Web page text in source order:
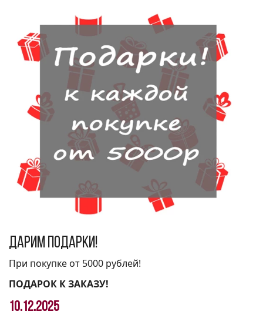
Дарим подарки!
При покупке от 5000 рублей!
ПОДАРОК К ЗАКАЗУ!
10.12.2025